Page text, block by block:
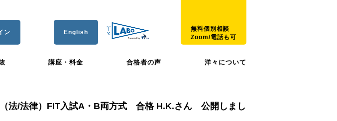
ン English
無料個別相談
Zoom/電話も可
講座・料金 合格者の声 洋々について
（法/法律）FIT入試A・B両方式 合格 H.K.さん 公開しまし